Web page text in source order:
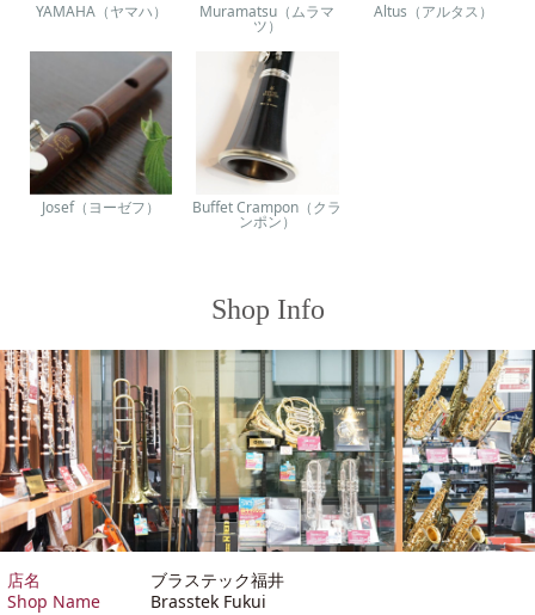
YAMAHA（ヤマハ） Muramatsu（ムラマ
ツ）
Altus（アルタス）
Josef（ヨーゼフ） Buffet Crampon（クラ
ンポン）
Shop Info
店名
Shop Name
ブラステック福井
Brasstek Fukui